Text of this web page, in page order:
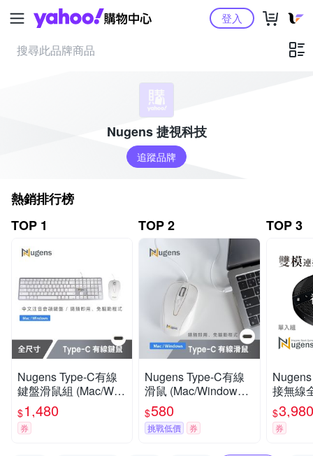
Yahoo購物中心登入
Nugens 捷視科技
追蹤品牌
熱銷排行榜
TOP 1
Nugens Type-C有線
鍵盤滑鼠組 (Mac/Win
dows/Android)
$1,480
券
TOP 2
Nugens Type-C有線
滑鼠 (Mac/Windows/A
ndroid)
$580
挑戰低價 券
TOP 3
接無線
$3,980
券